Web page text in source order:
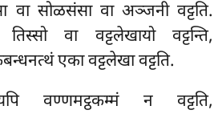
वा सोळसंसा वा अञ्जनी वट्टति.
तिस्सो वा वट्टलेखायो वट्टन्ति,
एका वट्टलेखा वट्टति.
वण्णमट्ठकम्मं न वट्टति,